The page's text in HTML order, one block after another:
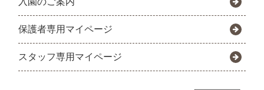
保護者専用マイページ
スタッフ専用マイページ